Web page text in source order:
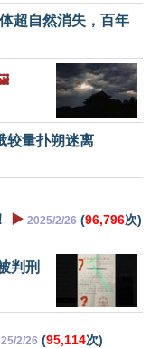
超自然消失，百年
较量扑朔迷离
▶️ 2025/2/26 (96,796次)
判刑
2/26 (95,114次)